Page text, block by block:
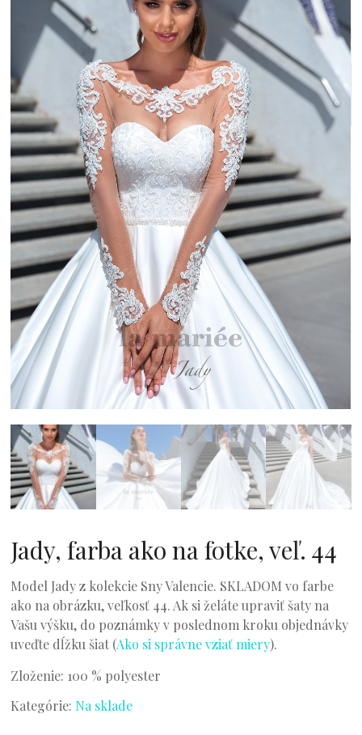
Jady, farba ako na fotke, veľ. 44
Model Jady z kolekcie Sny Valencie. SKLADOM vo farbe
ako na obrázku, veľkosť 44. Ak si želáte upraviť šaty na
Vašu výšku, do poznámky v poslednom kroku objednávky
uveďte dĺžku šiat (Ako si správne vziať miery).
Zloženie: 100 % polyester
Kategórie: Na sklade